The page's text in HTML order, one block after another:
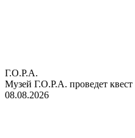
Г.О.Р.А.
Музей Г.О.Р.А. проведет
08.08.2026